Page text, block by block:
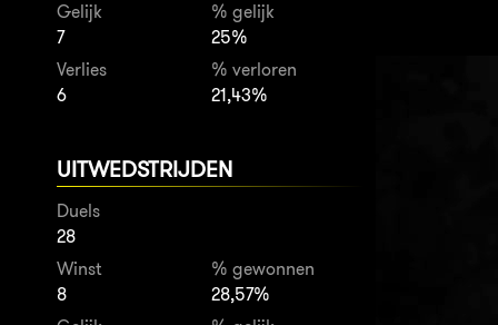
Gelijk
7
% gelijk
25%
Verlies
6
% verloren
21,43%
UITWEDSTRIJDEN
Duels
28
Winst
8
% gewonnen
28,57%